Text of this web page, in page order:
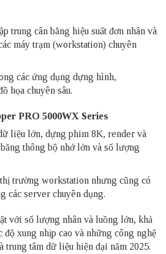
trung cân bằng hiệu suất đơn nhân và
máy trạm (workstation) chuyên
các ứng dụng dựng hình,
họa chuyên sâu.
PRO 5000WX Series
liệu lớn, dựng phim 8K, render và
thông bộ nhớ lớn và số lượng
trường workstation nhưng cũng có
các server chuyên dụng.
với số lượng nhân và luồng lớn, khả
độ xung nhịp cao và những công nghệ
trung tâm dữ liệu hiện đại năm 2025.